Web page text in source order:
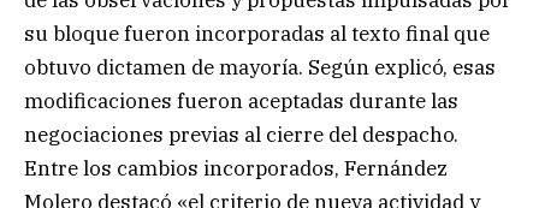
su bloque fueron incorporadas al texto final que
obtuvo dictamen de mayoría. Según explicó, esas
modificaciones fueron aceptadas durante las
negociaciones previas al cierre del despacho.
Entre los cambios incorporados, Fernández
Molero destacó «el criterio de nueva actividad y